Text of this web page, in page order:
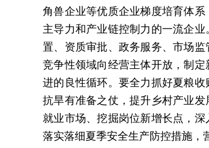
角兽企业等优质企业梯度培育体
主导力和产业链控制力的一流企
置、资质审批、政务服务、市场
竞争性领域向经营主体开放，制
进的良性循环。要全力抓好夏粮
抗旱有准备之仗，提升乡村产业
就业市场、挖掘岗位新增长点，
落实落细夏季安全生产防控措施，